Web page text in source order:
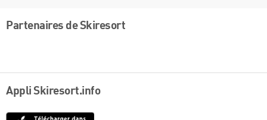
Partenaires de Skiresort
Appli Skiresort.info